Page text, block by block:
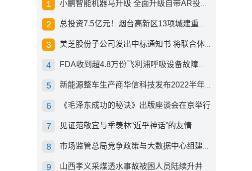
小鹏智能机器马升级 全面升级自带AR投影创新交互方式
总投资7.5亿元！烟台高新区13项城建重点工程开工
美芝股份子公司发出中标通知书 将联合体中标1.36亿元总承包项目
FDA收到超4.8万份飞利浦呼吸设备故障报告 其中44份死亡案例
新能源整车生产商华信科技发布2022半年度报告 同比下滑2.92%
《毛泽东成功的秘诀》出版座谈会在京举行
见证范敬宜与季羡林“近乎神话”的友情
市场监管总局竞争政策与大数据中心组建成立
山西孝义采煤透水事故被困人员陆续升井